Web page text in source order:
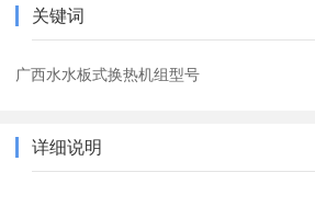
关键词
广西水水板式换热机组型号
详细说明